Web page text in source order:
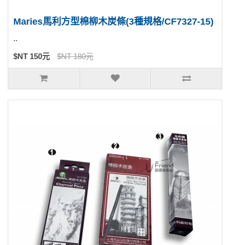
Maries馬利方型棉柳木炭條(3種規格/CF7327-15)
..
$NT 150元 $NT 180元